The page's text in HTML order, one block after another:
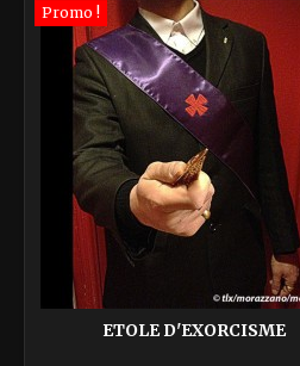
Promo !
ETOLE D'EXORCISME